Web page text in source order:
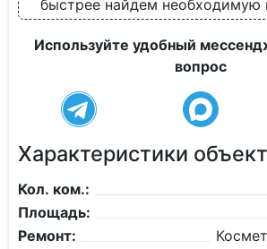
быстрее найдем
Используйте удобный
вопрос
Характеристики
Кол. ком.:
Площадь:
Ремонт: